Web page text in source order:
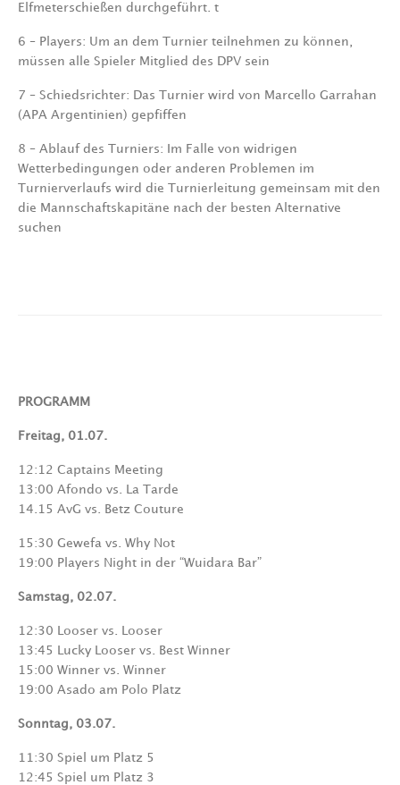
Elfmeterschießen durchgeführt. t
6 – Players: Um an dem Turnier teilnehmen zu können,
müssen alle Spieler Mitglied des DPV sein
7 – Schiedsrichter: Das Turnier wird von Marcello Garrahan
(APA Argentinien) gepfiffen
8 – Ablauf des Turniers: Im Falle von widrigen
Wetterbedingungen oder anderen Problemen im
Turnierverlaufs wird die Turnierleitung gemeinsam mit den
die Mannschaftskapitäne nach der besten Alternative
suchen
PROGRAMM
Freitag, 01.07.
12:12 Captains Meeting
13:00 Afondo vs. La Tarde
14.15 AvG vs. Betz Couture
15:30 Gewefa vs. Why Not
19:00 Players Night in der “Wuidara Bar”
Samstag, 02.07.
12:30 Looser vs. Looser
13:45 Lucky Looser vs. Best Winner
15:00 Winner vs. Winner
19:00 Asado am Polo Platz
Sonntag, 03.07.
11:30 Spiel um Platz 5
12:45 Spiel um Platz 3